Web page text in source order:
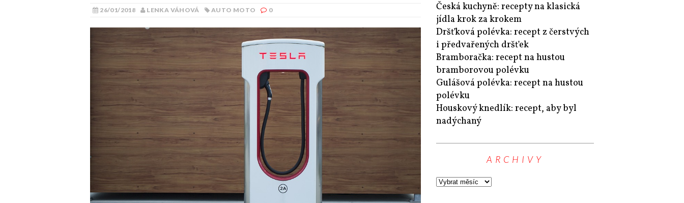
26/01/2018 LENKA VÁHOVÁ AUTO MOTO 0
Česká kuchyně: recepty na klasická
jídla krok za krokem
Dršťková polévka: recept z čerstvých
i předvařených dršťek
Bramboračka: recept na hustou
bramborovou polévku
Gulášová polévka: recept na hustou
polévku
Houskový knedlík: recept, aby byl
nadýchaný
ARCHIVY